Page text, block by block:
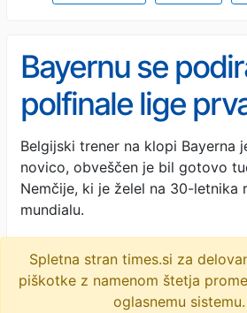
Bayernu se
polfinale lige
Vincent
ker je izgubil
pomembnega
Belgijski trener na klopi Bayerna
novico, obveščen je bil gotovo
Nemčije, ki je želel na 30-letnika
mundialu.
serge gnabry bayern
svetovno prvenstvo
Spletna stran times.si za
piškotke z namenom štetja
oglasnemu sistemu.